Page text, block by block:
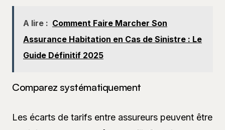
A lire : Comment Faire Marcher Son
Assurance Habitation en Cas de Sinistre : Le
Guide Définitif 2025
Comparez systématiquement
Les écarts de tarifs entre assureurs peuvent être